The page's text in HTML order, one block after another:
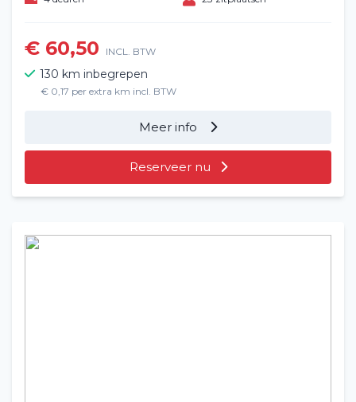
€ 60,50 INCL. BTW
130 km inbegrepen
€ 0,17 per extra km incl. BTW
Meer info
Reserveer nu